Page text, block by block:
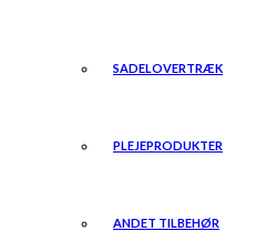
SADELOVERTRÆK
PLEJEPRODUKTER
ANDET TILBEHØR